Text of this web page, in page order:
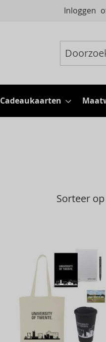
Inloggen
Zoeken
Cadeaukaarten
Sorteer op